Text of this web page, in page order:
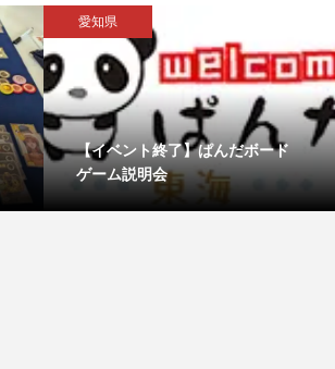
愛知県
【イベント終了】ぱんだボード
ゲーム説明会